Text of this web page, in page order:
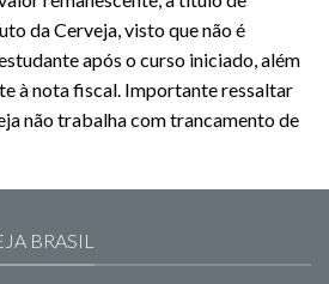
da Cerveja, visto que não é
após o curso iniciado, além
à nota fiscal. Importante ressaltar
não trabalha com trancamento de
BRASIL